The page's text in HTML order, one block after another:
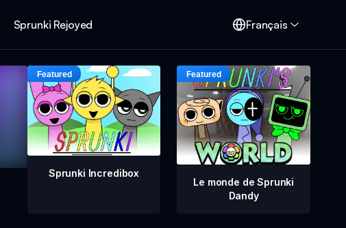
Sprunki Rejoyed Français
Sprunki Incredibox
Le monde de Sprunki
Dandy